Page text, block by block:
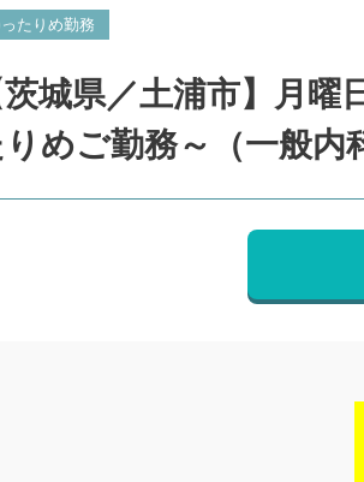
たりめ勤務
茨城県／土浦市】月
めご勤務～（一般内